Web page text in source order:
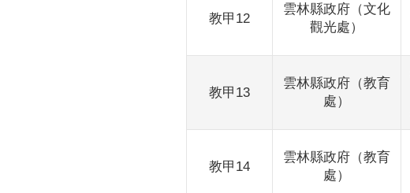
教甲12
雲林縣政府（文化
觀光處）
教甲13
雲林縣政府（教育
處）
教甲14
雲林縣政府（教育
處）